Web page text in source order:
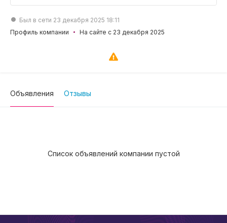
Был в сети 23 декабря 2025 18:11
Профиль компании
На сайте с 23 декабря 2025
Объявления Отзывы
Список объявлений компании пустой